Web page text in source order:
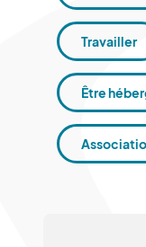
Travailler
Être